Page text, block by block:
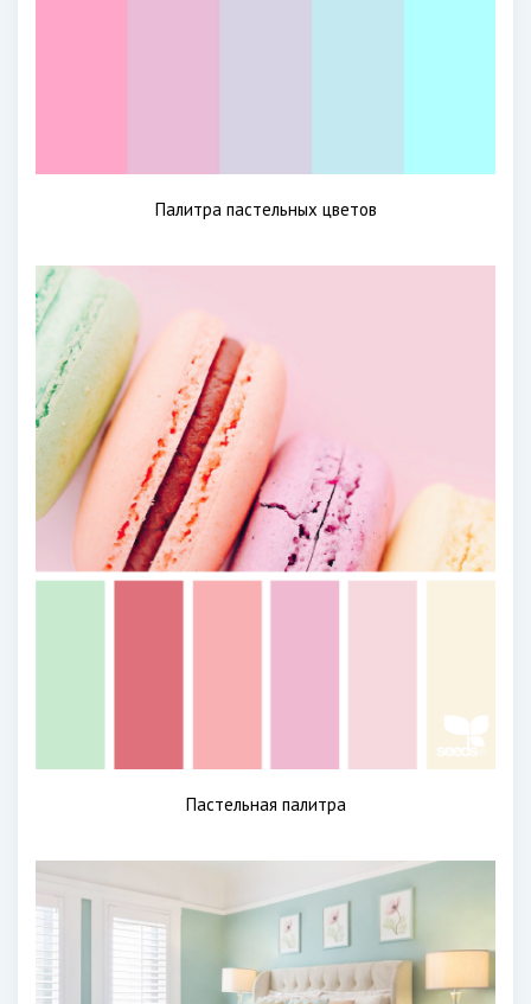
Палитра пастельных цветов
Пастельная палитра